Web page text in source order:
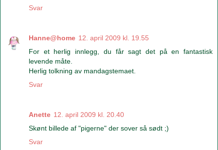
Svar
Hanne@home 12. april 2009 kl. 19.55
For et herlig innlegg, du får sagt det på en fantastisk
levende måte.
Herlig tolkning av mandagstemaet.
Svar
Anette 12. april 2009 kl. 20.40
Skønt billede af "pigerne" der sover så sødt ;)
Svar